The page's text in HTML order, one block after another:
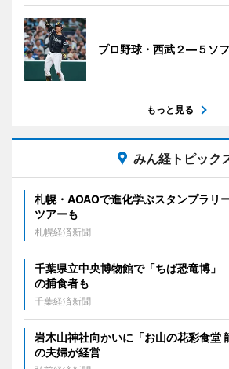
プロ野球・西武２―５ソ
もっと見る
みん経トピック
札幌・AOAOで進化学ぶスタンプラ
ツアーも
札幌経済新聞
千葉県立中央博物館で「ちば恐竜博
の捕食者も
千葉経済新聞
岩木山神社向かいに「お山の花彩食
の夫婦が経営